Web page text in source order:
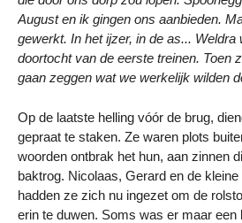
August en ik gingen ons aanbieden.
gewerkt. In het ijzer, in de as...
doortocht van de eerste treinen. Toen
gaan zeggen wat we werkelijk wilden
Op de laatste helling vóór de brug,
gepraat te staken. Ze waren plots
woorden ontbrak het hun, aan zinnen
baktrog. Nicolaas, Gerard en de
hadden ze zich nu ingezet om de
erin te duwen. Soms was er maar een